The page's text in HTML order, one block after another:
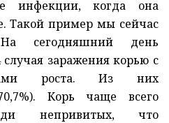
инфекции, когда она
Такой пример мы сейчас
сегодняшний день
случая заражения корью с
роста. Из них
Корь чаще всего
непривитых, что